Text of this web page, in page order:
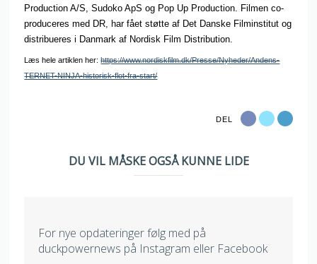
Production A/S, Sudoko ApS og Pop Up Production. Filmen co-
produceres med DR, har fået støtte af Det Danske Filminstitut og
distribueres i Danmark af Nordisk Film Distribution.
Læs hele artiklen her:https://www.nordiskfilm.dk/Presse/Nyheder/Andens-
TERNET-NINJA-historisk-flot-fra-start/
DEL
DU VIL MÅSKE OGSÅ KUNNE LIDE
For nye opdateringer følg med på
duckpowernews på Instagram eller Facebook